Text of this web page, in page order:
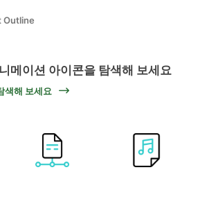
Outline
메이션 아이콘을 탐색해 보세요
색해 보세요